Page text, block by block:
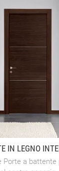
IN LEGNO
a battente